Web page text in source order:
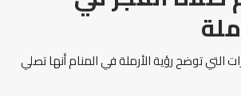
التي توضح رؤية الأرملة في المنام أنها تصلي